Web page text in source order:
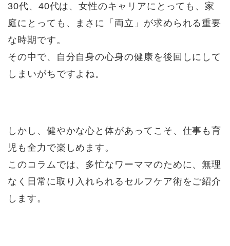
30代、40代は、女性のキャリアにとっても、家
庭にとっても、まさに「両立」が求められる重要
な時期です。
その中で、自分自身の心身の健康を後回しにして
しまいがちですよね。
しかし、健やかな心と体があってこそ、仕事も育
児も全力で楽しめます。
このコラムでは、多忙なワーママのために、無理
なく日常に取り入れられるセルフケア術をご紹介
します。